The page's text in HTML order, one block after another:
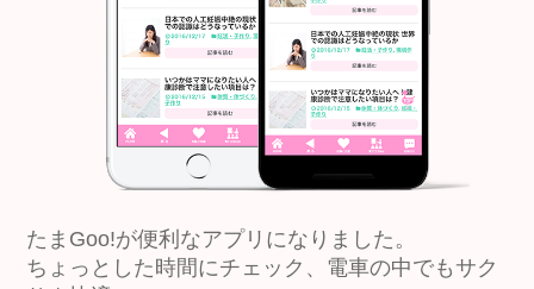
たまGoo!が便利なアプリになりました。
ちょっとした時間にチェック、電車の中でもサク